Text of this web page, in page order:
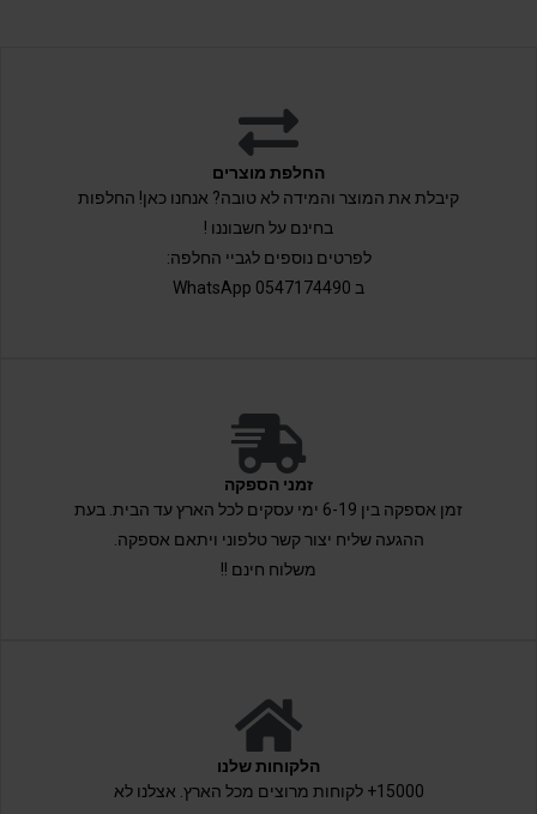
החלפת מוצרים
קיבלת את המוצר והמידה לא טובה? אנחנו כאן! החלפות
בחינם על חשבוננו !
לפרטים נוספים לגביי החלפה:
ב 0547174490 WhatsApp
זמני הספקה
זמן אספקה בין 6-19 ימי עסקים לכל הארץ עד הבית. בעת
ההגעה שליח יצור קשר טלפוני ויתאם אספקה.
משלוח חינם !!
הלקוחות שלנו
15000+ לקוחות מרוצים מכל הארץ. אצלנו לא